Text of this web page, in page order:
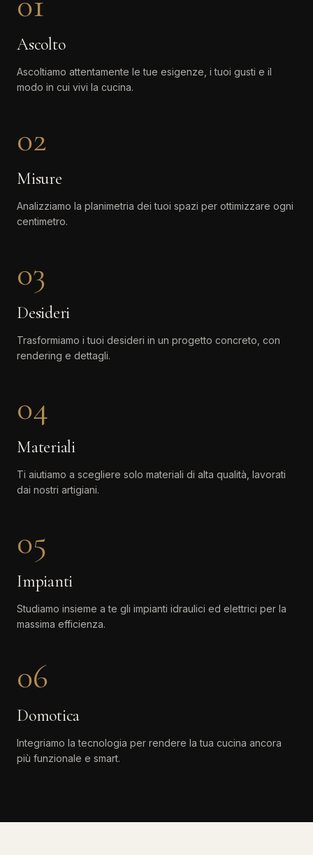
Ascolto
Ascoltiamo attentamente le tue esigenze, i tuoi gusti e il
modo in cui vivi la cucina.
02
Misure
Analizziamo la planimetria dei tuoi spazi per ottimizzare ogni
centimetro.
03
Desideri
Trasformiamo i tuoi desideri in un progetto concreto, con
rendering e dettagli.
04
Materiali
Ti aiutiamo a scegliere solo materiali di alta qualità, lavorati
dai nostri artigiani.
05
Impianti
Studiamo insieme a te gli impianti idraulici ed elettrici per la
massima efficienza.
06
Domotica
Integriamo la tecnologia per rendere la tua cucina ancora
più funzionale e smart.